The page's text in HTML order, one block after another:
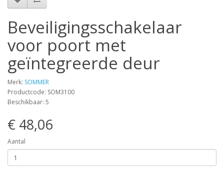
Beveiligingsschakelaar
voor poort met
geïntegreerde deur
Merk: SOMMER
Productcode: SOM3100
Beschikbaar: 5
€ 48,06
Aantal